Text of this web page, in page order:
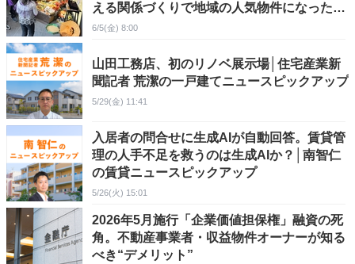
える関係づくりで地域の人気物件になったオ
ーナーの奮闘
6/5(金) 8:00
山田工務店、初のリノベ展示場│住宅産業新
聞記者 荒潔の一戸建てニュースピックアップ
5/29(金) 11:41
入居者の問合せに生成AIが自動回答。賃貸管
理の人手不足を救うのは生成AIか？│南智仁
の賃貸ニュースピックアップ
5/26(火) 15:01
2026年5月施行「企業価値担保権」融資の死
角。不動産事業者・収益物件オーナーが知る
べき“デメリット”